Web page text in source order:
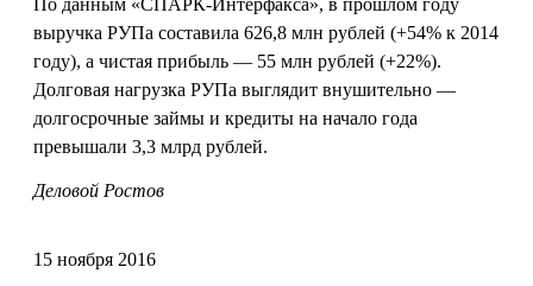
выручка РУПа составила 626,8 млн рублей (+54% к 2014
году), а чистая прибыль — 55 млн рублей (+22%).
Долговая нагрузка РУПа выглядит внушительно —
долгосрочные займы и кредиты на начало года
превышали 3,3 млрд рублей.
Деловой Ростов
15 ноября 2016